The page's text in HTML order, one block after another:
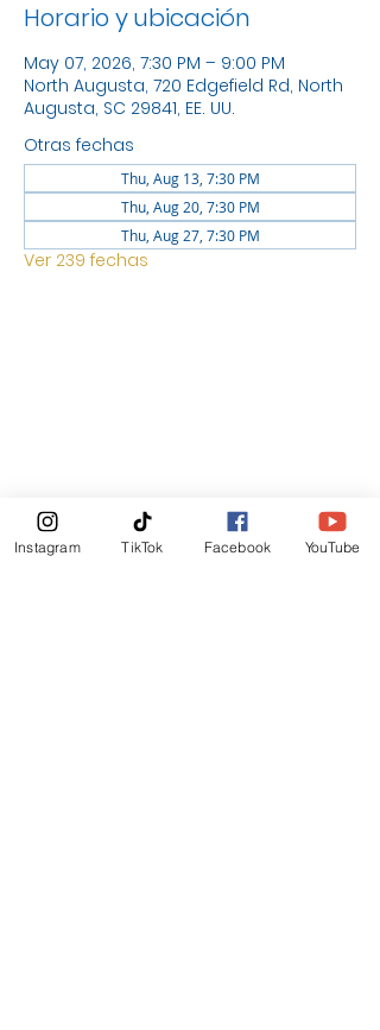
Horario y ubicación
May 07, 2026, 7:30 PM – 9:00 PM
North Augusta, 720 Edgefield Rd, North
Augusta, SC 29841, EE. UU.
Otras fechas
Thu, Aug 13, 7:30 PM
Thu, Aug 20, 7:30 PM
Thu, Aug 27, 7:30 PM
Ver 239 fechas
Boletin Informativo
Instagram TikTok Facebook YouTube